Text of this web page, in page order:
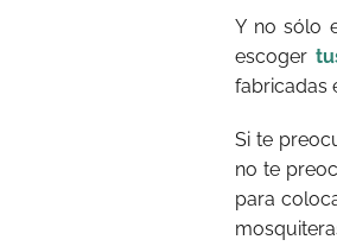
Y no sólo
escoger
fabricadas
Si te
no te
para